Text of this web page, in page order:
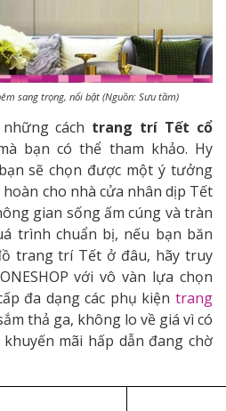
sang trọng, nổi bật (Nguồn: Sưu tầm)
cách trang trí Tết cổ
bạn có thể tham khảo. Hy
sẽ chọn được một ý tưởng
cho nhà cửa nhân dịp Tết
gian sống ấm cúng và tràn
trình chuẩn bị, nếu bạn băn
trang trí Tết ở đâu, hãy truy
với vô vàn lựa chọn
đa dạng các phụ kiện trang
thả ga, không lo về giá vì có
mãi hấp dẫn đang chờ